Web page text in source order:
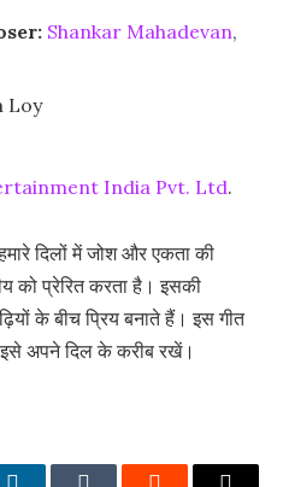
Shankar Mahadevan,
Loy
India Pvt. Ltd.
दिलों में जोश और एकता की
को प्रेरित करता है। इसकी
के बीच प्रिय बनाते हैं। इस गीत
इसे अपने दिल के करीब रखें।